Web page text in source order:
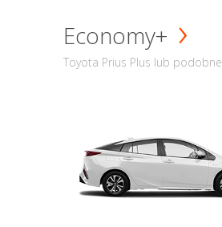
Economy+
Toyota Prius Plus lub podobne